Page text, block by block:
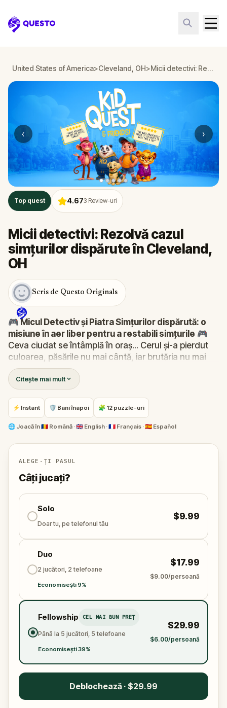
Questo
United States of America>Cleveland, OH> Micii detectivi: Rezolvă cazul simțurilor dispărute în Cleveland, OH
‹ ›
Top quest 4.673 Review-uri
Micii detectivi: Rezolvă cazul
simțurilor dispărute în Cleveland,
OH
Scris de Questo Originals
🎮 Micul Detectiv și Piatra Simțurilor dispărută: o
misiune în aer liber pentru a restabili simțurile 🎮
Ceva ciudat se întâmplă în oraș... Cerul și-a pierdut
culoarea, păsările nu mai cântă, iar brutăria nu mai
miroase a prăjituri proaspete. Piatra Simțurilor - sursa
văzului, auzului, mirosului, gustului și atingerii - a
dispărut!
Robert primește un apel pe Hug-O-Fon. Imediat, se
transformă înMicul Detectivși își adună echipa de
încredere:Pandi, Rocky, Sandy și Zee. Împreună,
readuce la locul ei în inima orașului.
Cine a furat Piatra Simțurilor?
rezolve enigma, să urmărească indiciile și să aducă
Piatra înapoi înainte de a fi prea târziu?
🌈 Alătură-teMicului Detectivîn această aventură
colorată în aer liber pentru
Citește mai mult
⚡ Instant 🛡 Bani înapoi 🧩 12 puzzle-uri
🌐 Joacă în🇷🇴 Română · 🇬🇧 English · 🇫🇷 Français · 🇪🇸 Español
ALEGE-ȚI PASUL
Câți jucați?
Solo
Doar tu, pe telefonul tău
$9.99
Duo
2 jucători, 2 telefoane
Economisești 9%
$17.99
$9.00/persoană
Fellowship CEL MAI BUN PREȚ
Până la 5 jucători, 5 telefoane
Economisești 39%
$29.99
$6.00/persoană
Deblochează · $29.99